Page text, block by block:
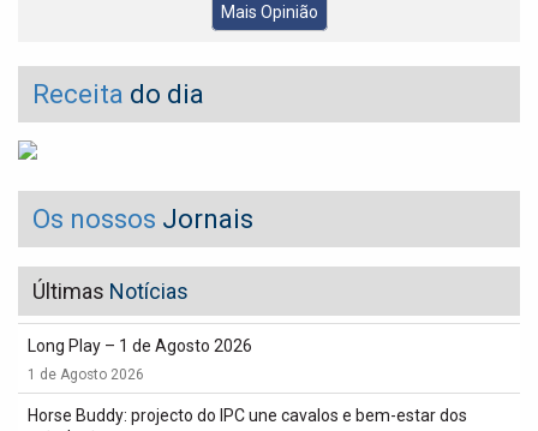
Mais Opinião
Receita do dia
Os nossos Jornais
Últimas Notícias
Long Play – 1 de Agosto 2026
1 de Agosto 2026
Horse Buddy: projecto do IPC une cavalos e bem-estar dos